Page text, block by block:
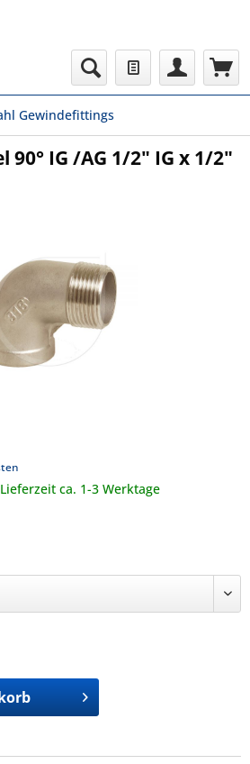
Gewindefittings
90° IG /AG 1/2" IG x 1/2"
ca. 1-3 Werktage